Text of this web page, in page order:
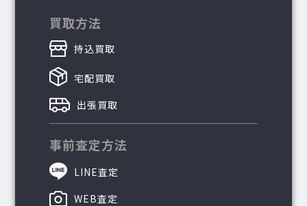
買取方法
持込買取
宅配買取
出張買取
事前査定方法
LINE査定
WEB査定